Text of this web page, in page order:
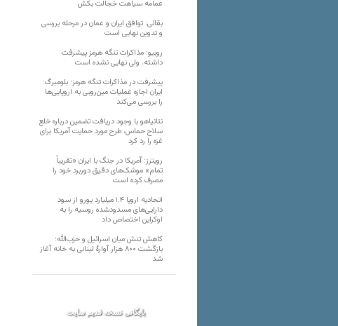
عمامه سیاهت خجالت بکش
بقائی: توافق ایران و عمان در مرحله بررسی
و تدوین نهایی است
روبیو: مذاکرات تنگه هرمز پیشرفت
داشته، ولی نهایی نشده است
پیشرفت در مذاکرات تنگه هرمز؛ بلومبرگ:
ایران اجازه عملیات مین‌روبی به اروپایی‌ها
را بررسی می‌کند
نتانیاهو با وجود دریافت تضمین درباره خلع
سلاح حماس، طرح مورد حمایت آمریکا برای
غزه را رد کرد
رویترز: آمریکا در جنگ با ایران «تقریباً
تمام» موشک‌های دقیق دوربرد خود را
مصرف کرده است
اتحادیه اروپا ۱.۴ میلیارد یورو از سود
دارایی‌های مسدودشده روسیه را به
اوکراین ‏اختصاص داد
کاهش تنش میان اسرائیل و حزب‌الله؛
بازگشت ۸۰۰ هزار آوارۀ لبنانی به خانه‌ آغاز
شد
بایگانی نسخه قدیم سایت